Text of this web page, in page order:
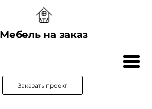
Мебель на заказ
Заказать проект